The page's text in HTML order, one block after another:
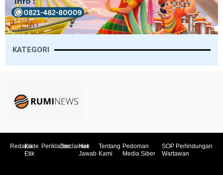
KATEGORI
RedaksiKode
Etik
PeriklananDisclaimer
Hak
Jawab
Tentang
Kami
Pedoman
Media Siber
SOP Perlindungan
Wartawan